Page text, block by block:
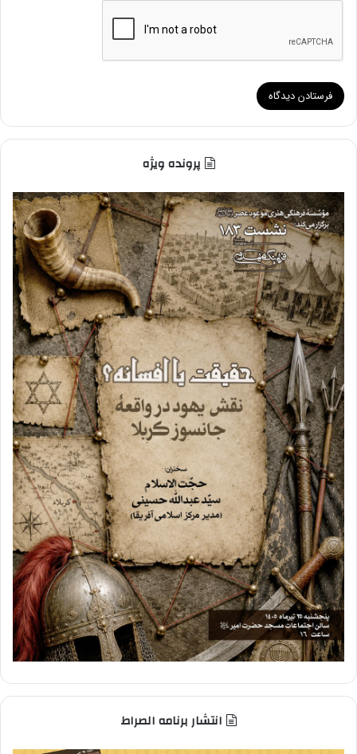
پرونده ویژه
انتشار برنامه الصراط